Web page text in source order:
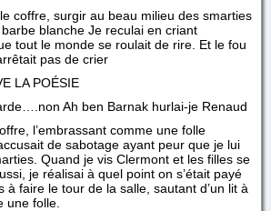
coffre, surgir au beau milieu des smarties
blanche Je reculai en criant
tout le monde se roulait de rire. Et le fou
pas de crier
LA POÉSIE
Ah ben Barnak hurlai-je Renaud
l’embrassant comme une folle
de sabotage ayant peur que je lui
Quand je vis Clermont et les filles se
je réalisai à quel point on s’était payé
à faire le tour de la salle, sautant d’un lit à
une folle.